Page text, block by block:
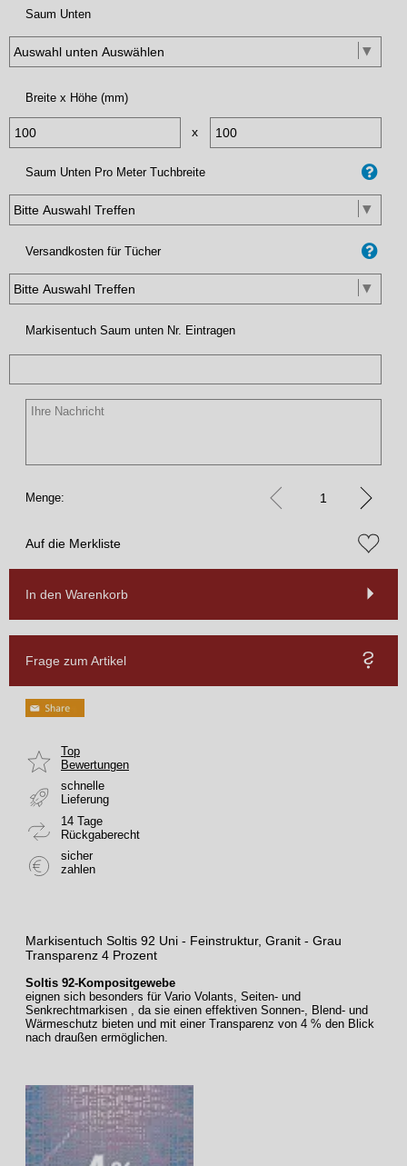
Saum Unten
Breite x Höhe (mm)
x
Saum Unten Pro Meter Tuchbreite
Versandkosten für Tücher
Markisentuch Saum unten Nr. Eintragen
Menge:
Auf die Merkliste
In den Warenkorb
Frage zum Artikel
Top
Bewertungen
schnelle
Lieferung
14 Tage
Rückgaberecht
sicher
zahlen
Markisentuch Soltis 92 Uni - Feinstruktur, Granit - Grau
Transparenz 4 Prozent
Soltis 92-Kompositgewebe
eignen sich besonders für Vario Volants, Seiten- und
Senkrechtmarkisen , da sie einen effektiven Sonnen-, Blend- und
Wärmeschutz bieten und mit einer Transparenz von 4 % den Blick
nach draußen ermöglichen.